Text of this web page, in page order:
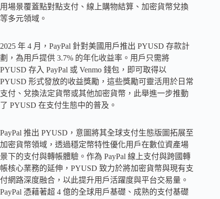
用場景覆蓋點對點支付、線上購物結算、加密貨幣兌換
等多元領域。
2025 年 4 月，PayPal 針對美國用戶推出 PYUSD 存款計
劃，為用戶提供 3.7% 的年化收益率。用戶只需將
PYUSD 存入 PayPal 或 Venmo 錢包，即可取得以
PYUSD 形式發放的收益獎勵，這些獎勵可靈活用於日常
支付、兌換法定貨幣或其他加密貨幣，此舉進一步推動
了 PYUSD 在支付生態中的普及。
PayPal 推出 PYUSD，意圖將其全球支付生態版圖拓展至
加密貨幣領域，透過穩定幣特性優化用戶在數位資產場
景下的支付與轉帳體驗。作為 PayPal 線上支付與跨國轉
帳核心業務的延伸，PYUSD 致力於將加密貨幣與現有支
付網路深度融合，以此提升用戶活躍度與平台交易量。
PayPal 憑藉著超 4 億的全球用戶基礎、成熟的支付基礎